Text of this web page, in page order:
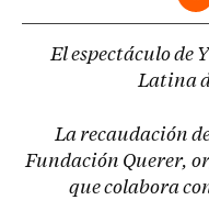
El espectáculo de
Latina
La recaudación
Fundación Querer,
que colabora